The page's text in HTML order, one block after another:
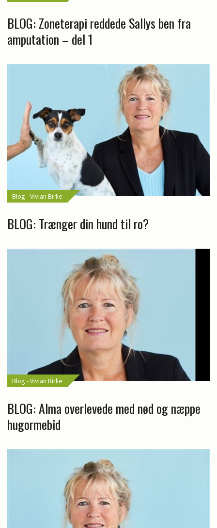
BLOG: Zoneterapi reddede Sallys ben fra
amputation – del 1
Blog - Vivian Birlie
BLOG: Trænger din hund til ro?
Blog - Vivian Birlie
BLOG: Alma overlevede med nød og næppe
hugormebid